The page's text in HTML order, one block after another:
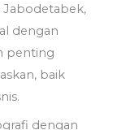
Jabodetabek,
dengan
penting
baik
dengan